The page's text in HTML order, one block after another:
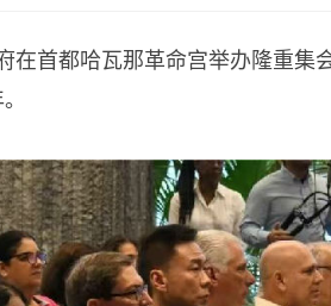
在首都哈瓦那革命宫举办隆重集